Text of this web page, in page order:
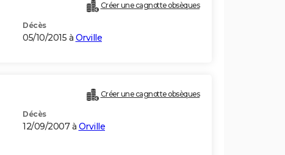
Créer une cagnotte obsèques
Décès
05/10/2015 à Orville
Créer une cagnotte obsèques
Décès
12/09/2007 à Orville